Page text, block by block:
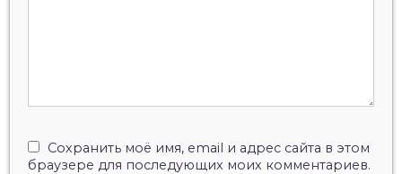
Сохранить моё имя, email и адрес сайта в этом
браузере для последующих моих комментариев.